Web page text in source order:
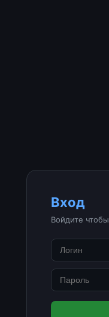
Вход
Войдите